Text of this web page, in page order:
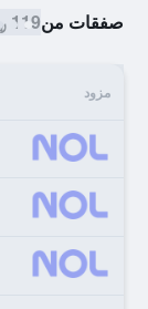
صفقات من119 ﷼
مزود